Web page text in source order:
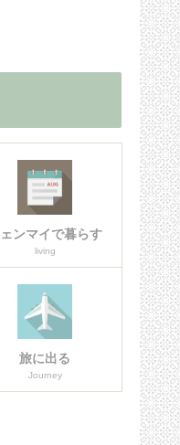
ンマイで暮らす
living
旅に出る
Journey